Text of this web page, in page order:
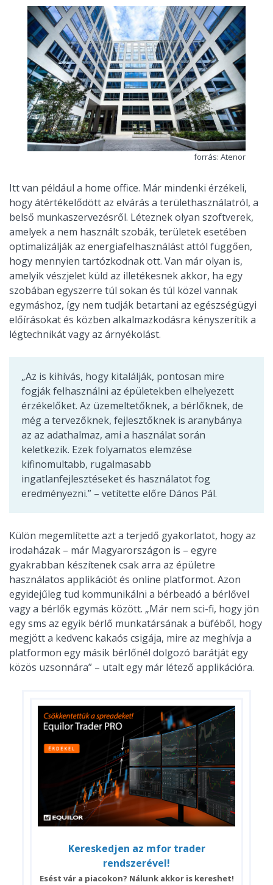
forrás: Atenor
Itt van például a home office. Már mindenki érzékeli,
hogy átértékelődött az elvárás a területhasználatról, a
belső munkaszervezésről. Léteznek olyan szoftverek,
amelyek a nem használt szobák, területek esetében
optimalizálják az energiafelhasználást attól függően,
hogy mennyien tartózkodnak ott. Van már olyan is,
amelyik vészjelet küld az illetékesnek akkor, ha egy
szobában egyszerre túl sokan és túl közel vannak
egymáshoz, így nem tudják betartani az egészségügyi
előírásokat és közben alkalmazkodásra kényszerítik a
légtechnikát vagy az árnyékolást.
„Az is kihívás, hogy kitalálják, pontosan mire
fogják felhasználni az épületekben elhelyezett
érzékelőket. Az üzemeltetőknek, a bérlőknek, de
még a tervezőknek, fejlesztőknek is aranybánya
az az adathalmaz, ami a használat során
keletkezik. Ezek folyamatos elemzése
kifinomultabb, rugalmasabb
ingatlanfejlesztéseket és használatot fog
eredményezni.” – vetítette előre Dános Pál.
Külön megemlítette azt a terjedő gyakorlatot, hogy az
irodaházak – már Magyarországon is – egyre
gyakrabban készítenek csak arra az épületre
használatos applikációt és online platformot. Azon
egyidejűleg tud kommunikálni a bérbeadó a bérlővel
vagy a bérlők egymás között. „Már nem sci-fi, hogy jön
egy sms az egyik bérlő munkatársának a büféből, hogy
megjött a kedvenc kakaós csigája, mire az meghívja a
platformon egy másik bérlőnél dolgozó barátját egy
közös uzsonnára” – utalt egy már létező applikációra.
Kereskedjen az mfor trader
rendszerével!
Esést vár a piacokon? Nálunk akkor is kereshet!